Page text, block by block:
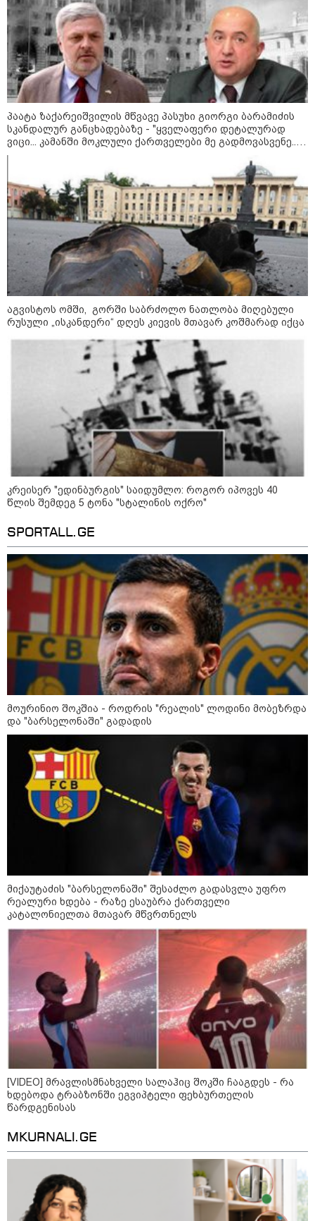
დადგომამდე
ფული ამ ზოდიაქოს ნიშნების
ხელში აღმოჩნდება: ვინ
გამდიდრდება?
როგორ ჩავიცვათ 40 წლის
სტილისტის 8 ოქროს წესი და
აუცილებელი სამოსი
მსოფლიო
09:52 / 07-08-2026
"რაკეტები ჩვენც გვჭირდება" - დონალდ
ტრამპი უკრაინისთვის Patriot-ის
რაკეტების გაგზავნაზე
13:24 / 07-08-2026
ევროპაში საწვავის ფასები
მკვეთრად შეიცვალა - რომელ
ქვეყნებშია ბენზინი ყველაზე
ძვირი და ყველაზე იაფი
09:05 / 07-08-2026
მკვლელობა პირდაპირ ეთერში:
ცნობილ "ტიკტოკერს" ლაივის
დროს ესროლეს, ის ადგილზე
გარდაიცვალა - რას ამბობს
მომხდარზე მექსიკის პოლიცია
23:15 / 06-08-2026
“არ მინდა, ბაიდენივით
სცენიდან გადავარდეს“ -
დონალდ ტრამპის სიტყვით
გამოსვლისას დამსწრეები
სახალისო შემთხვევის მოწმენი
გახდნენ
10:52 / 06-08-2026
ვაშინგტონს რაკეტების
დეფიციტი აქვს? - მედიის
ცნობით, დონალდ ტრამპი პიტ
ჰეგსეთს დაუპირისპირდა:
დეტალები
კატეგორიის ყველა სიახლე
საქმეზე საგამოძიებო ორგანო
დაკავებულ არასრულწლოვნებს -
ნია იმნაძესა და ანასტასია
ბერუაშვილს 30 დღის
განმავლობაში ფარულად უსმენდა
პაატა ზაქარეიშვილის მწვავე პასუხი გიორგი ბარამიძის
სკანდალურ განცხადებაზე - "ყველაფერი დეტალურად
ვიცი... კამანში მოკლული ქართველები მე გადმოვასვენე...
ბარამიძე კი ტყუის"
აგვისტოს ომში, გორში საბრძოლო ნათლობა მიღებული
რუსული „ისკანდერი“ დღეს კიევის მთავარ კოშმარად იქცა
კრეისერ "ედინბურგის" საიდუმლო: როგორ იპოვეს 40
წლის შემდეგ 5 ტონა "სტალინის ოქრო"
SPORTALL.GE
მოურინიო შოკშია - როდრის "რეალის" ლოდინი მობეზრდა
და "ბარსელონაში" გადადის
მიქაუტაძის "ბარსელონაში" შესაძლო გადასვლა უფრო
რეალური ხდება - რაზე ესაუბრა ქართველი
კატალონიელთა მთავარ მწვრთნელს
[VIDEO] მრავლისმნახველი სალაჰიც შოკში ჩააგდეს - რა
ხდებოდა ტრაბზონში ეგვიპტელი ფეხბურთელის
წარდგენისას
MKURNALI.GE